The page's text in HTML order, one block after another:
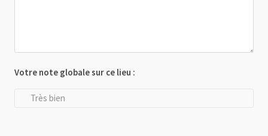
Votre note globale sur ce lieu :
Très bien